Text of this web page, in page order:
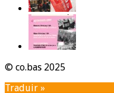
© co.bas 2025
Traduir »